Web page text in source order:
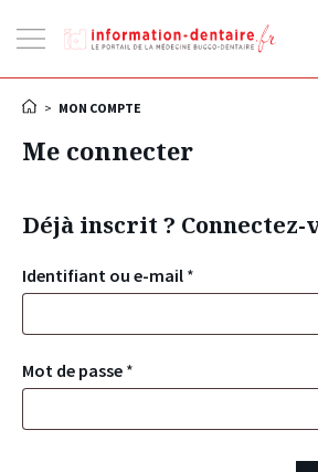
la
> MON COMPTE
Me connecter
Déjà inscrit ? Connectez-
Identifiant ou e-mail *
Mot de passe *